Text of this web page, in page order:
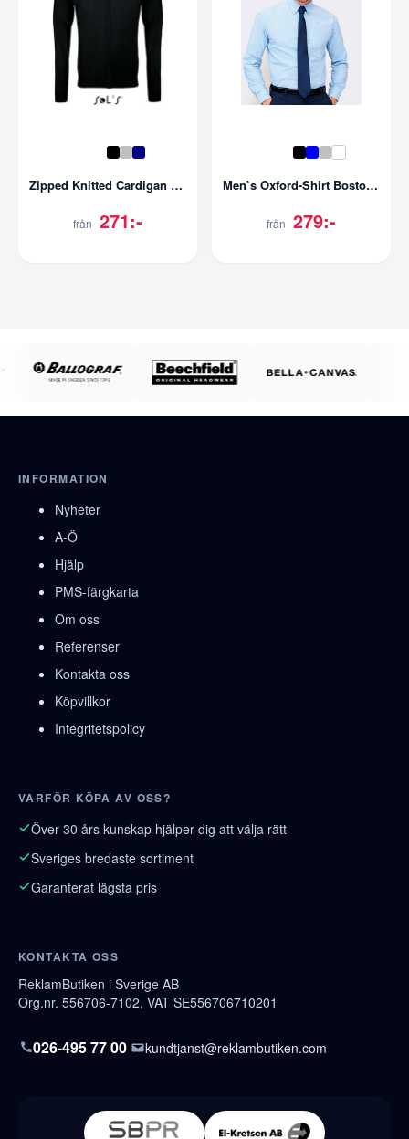
Zipped Knitted Cardigan Gordon Men
från 271:-
Men`s Oxford-Shirt Boston Longsleeve
från 279:-
INFORMATION
Nyheter
A-Ö
Hjälp
PMS-färgkarta
Om oss
Referenser
Kontakta oss
Köpvillkor
Integritetspolicy
VARFÖR KÖPA AV OSS?
Över 30 års kunskap hjälper dig att välja rätt
Sveriges bredaste sortiment
Garanterat lägsta pris
KONTAKTA OSS
ReklamButiken i Sverige AB
Org.nr. 556706-7102, VAT SE556706710201
026-495 77 00 kundtjanst@reklambutiken.com